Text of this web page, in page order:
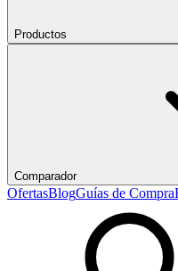
Productos
Comparador
OfertasBlogGuías de Compra